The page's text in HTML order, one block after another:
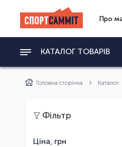
Про
КАТАЛОГ ТОВАРІВ
Головна сторінка Каталог
Фільтр
Ціна, грн